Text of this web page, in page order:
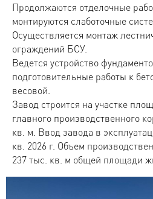
Продолжаются отделочные
монтируются слаботочные
Осуществляется монтаж
ограждений БСУ.
Ведется устройство
подготовительные работы к
весовой.
Завод строится на участке
главного производственного
кв. м. Ввод завода в
кв. 2026 г. Объем
237 тыс. кв. м общей площади